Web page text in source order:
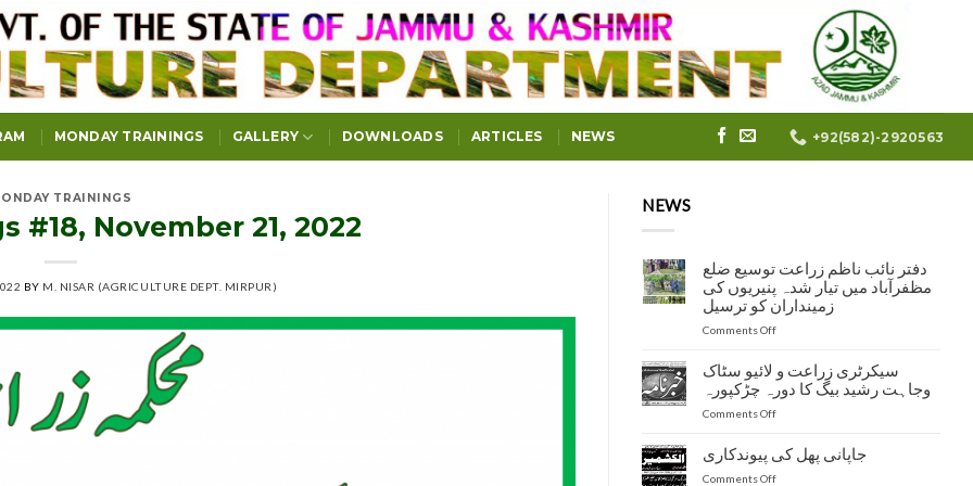
MONDAY TRAININGS GALLERY DOWNLOADS ARTICLES NEWS +92(582)-2920563
TRAININGS
#18, November 21, 2022
BY M. NISAR (AGRICULTURE DEPT. MIRPUR)
NEWS
دفتر نائب ناظم زراعت توسیع ضلع
مظفرآباد میں تیار شدہ پنیریوں کی
زمینداران کو ترسیل
Comments Offon
ناظم
زراعت
توسیع
مظفرآباد
سیکرٹری زراعت و لائیو سٹاک
وجاہت رشید بیگ کا دورہ چڑکپورہ
Comments Offon
زراعت
و
لائیو
جاپانی پھل کی پیوندکاری
Comments Offon